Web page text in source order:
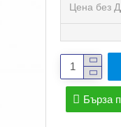
Цена без
Бърза